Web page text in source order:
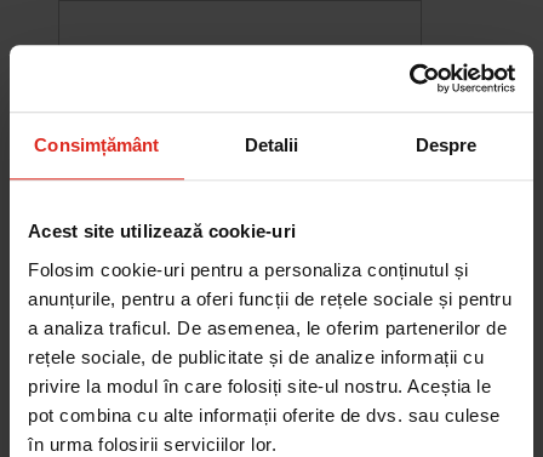
Consimțământ Detalii Despre
Acest site utilizează cookie-uri
Folosim cookie-uri pentru a personaliza conținutul și
anunțurile, pentru a oferi funcții de rețele sociale și pentru
a analiza traficul. De asemenea, le oferim partenerilor de
rețele sociale, de publicitate și de analize informații cu
privire la modul în care folosiți site-ul nostru. Aceștia le
pot combina cu alte informații oferite de dvs. sau culese
în urma folosirii serviciilor lor.
-10%
Chiuveta Maris MRG 610-60
was 2.580,20 RON Pret special 2.322,18 RON
Adauga în cos